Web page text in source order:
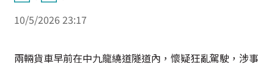
10/5/2026 23:17
兩輛貨車早前在中九龍繞道隧道內，懷疑狂亂駕駛，涉